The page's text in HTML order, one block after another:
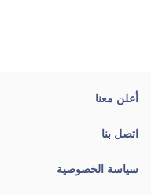
أعلن معنا
اتصل بنا
سياسة الخصوصية